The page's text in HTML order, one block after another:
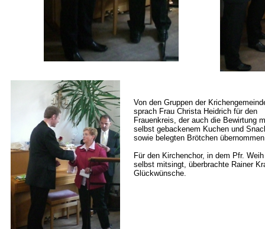
Von den Gruppen der
sprach Frau Christa Heidrich für den
Frauenkreis, der auch die Bewirtung
selbst gebackenem Kuchen und
sowie belegten Brötchen
Für den Kirchenchor, in dem Pfr.
selbst mitsingt, überbrachte Rainer
Glückwünsche.